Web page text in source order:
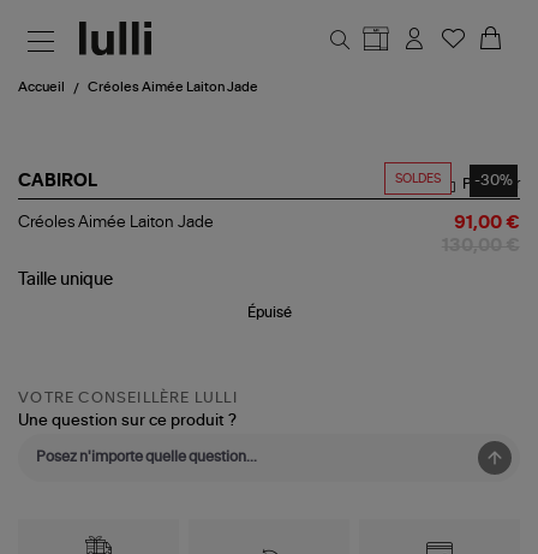
Accueil Créoles Aimée Laiton Jade
SOLDES -30%
CABIROL
Créoles
Jade
Partager
Créoles Aimée Laiton Jade 91,00 €
Taille unique
Épuisé
VOTRE CONSEILLÈRE LULLI
Une question sur ce produit ?